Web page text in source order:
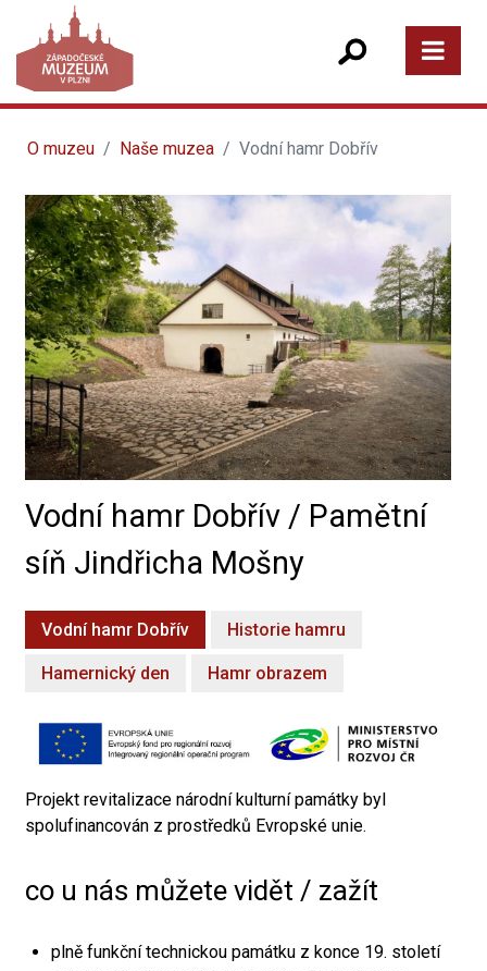
O muzeu Naše muzea Vodní hamr Dobřív
Vodní hamr Dobřív / Pamětní
síň Jindřicha Mošny
Vodní hamr Dobřív Historie hamru
Hamernický den Hamr obrazem
Projekt revitalizace národní kulturní památky byl
spolufinancován z prostředků Evropské unie.
co u nás můžete vidět / zažít
plně funkční technickou památku z konce 19. století